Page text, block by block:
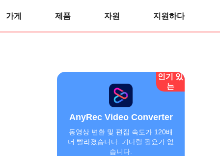
가게 제품 자원 지원하다
인기 있
는
AnyRec Video Converter
동영상 변환 및 편집 속도가 120배
더 빨라졌습니다. 기다릴 필요가 없
습니다.